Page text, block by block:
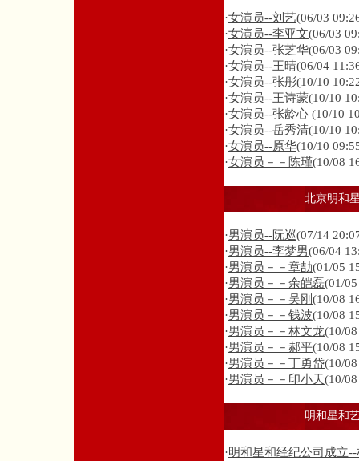
·女演员--刘艺(06/03
·女演员--李亚文(06/03
·女演员--张芝华(06/03
·女演员--王晴(06/04
·女演员--张彤(10/10
·女演员--王诗蒙(10/10
·女演员--张龄心 (10/10
·女演员--岳秀清(10/10
·女演员--原华(10/10
·女演员－－陈瑾(10/08
北京明和
·男演员--阮巡(07/14
·男演员--李梦男(06/04
·男演员－－章劼(01/05
·男演员－－余皑磊(01/
·男演员－－吴刚(10/08
·男演员－－钱波(10/08
·男演员－－林文龙(10/
·男演员－－郝平(10/08
·男演员－－丁勇岱(10/
·男演员－－印小天(10/
明和星和
·明和星和经纪公司成立